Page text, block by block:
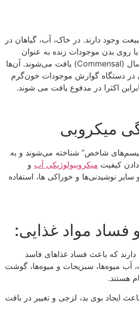
وجود دارند. در خاک، آب، گیاهان در
روی بدن موجودات زنده به عنوان
عوامل بیماری‌زا یا کومنسال (Commensal) یافت می‌شوند. آن‌ها
در دستگاه گوارش موجودات خون‌گرم
اکثرا در مدفوع یافت می شوند.
میکروبی
شاخص” شناخته می‌شوند و به
کیفیت میکروبیولوژیکی آب و
نوشیدنی‌ها و خوراکی ها، استفاده
فساد مواد غذایی:
دارند که باعث فساد غذاهای فاسد
آب میوه‌ها، سبزیجات و میوه‌ها، گوشت
هستند.
ایجاد بوی بد، لزجی و تغییر در بافت